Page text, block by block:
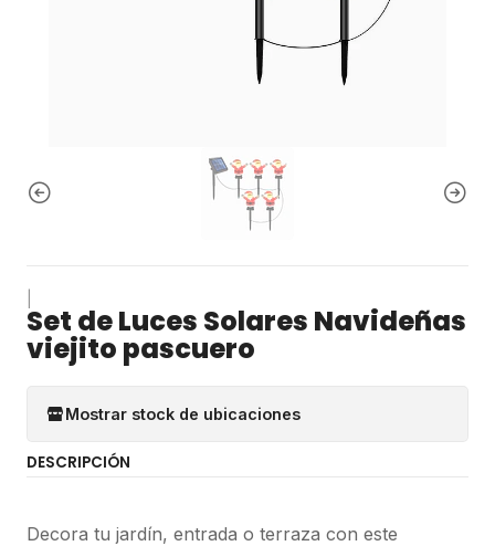
Set de Luces Solares Navideñas
viejito pascuero
Mostrar stock de ubicaciones
DESCRIPCIÓN
Decora tu jardín, entrada o terraza con este